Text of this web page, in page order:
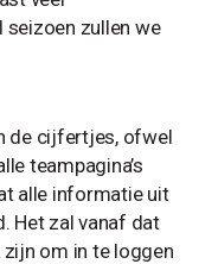
zullen we
de cijfertjes, ofwel
teampagina’s
alle informatie uit
Het zal vanaf dat
om in te loggen